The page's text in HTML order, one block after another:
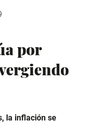
por
la inflación se